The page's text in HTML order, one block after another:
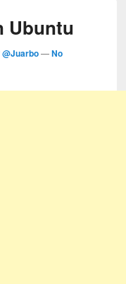
Ubuntu
@Juarbo —No